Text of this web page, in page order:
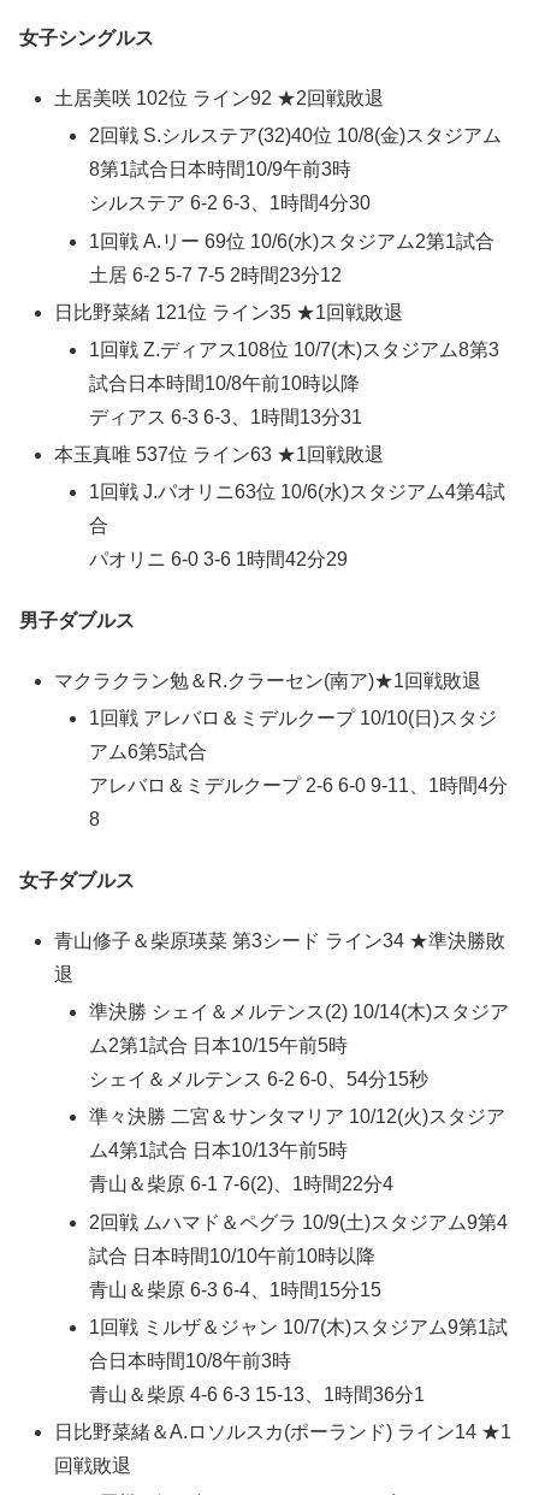
女子シングルス
土居美咲 102位 ライン92 ★2回戦敗退
2回戦 S.シルステア(32)40位 10/8(金)スタジアム
8第1試合日本時間10/9午前3時
シルステア 6-2 6-3、1時間4分30
1回戦 A.リー 69位 10/6(水)スタジアム2第1試合
土居 6-2 5-7 7-5 2時間23分12
日比野菜緒 121位 ライン35 ★1回戦敗退
1回戦 Z.ディアス108位 10/7(木)スタジアム8第3
試合日本時間10/8午前10時以降
ディアス 6-3 6-3、1時間13分31
本玉真唯 537位 ライン63 ★1回戦敗退
1回戦 J.パオリニ63位 10/6(水)スタジアム4第4試
合
パオリニ 6-0 3-6 1時間42分29
男子ダブルス
マクラクラン勉＆R.クラーセン(南ア)★1回戦敗退
1回戦 アレバロ＆ミデルクープ 10/10(日)スタジ
アム6第5試合
アレバロ＆ミデルクープ 2-6 6-0 9-11、1時間4分
8
女子ダブルス
青山修子＆柴原瑛菜 第3シード ライン34 ★準決勝敗
退
準決勝 シェイ＆メルテンス(2) 10/14(木)スタジア
ム2第1試合 日本10/15午前5時
シェイ＆メルテンス 6-2 6-0、54分15秒
準々決勝 二宮＆サンタマリア 10/12(火)スタジア
ム4第1試合 日本10/13午前5時
青山＆柴原 6-1 7-6(2)、1時間22分4
2回戦 ムハマド＆ペグラ 10/9(土)スタジアム9第4
試合 日本時間10/10午前10時以降
青山＆柴原 6-3 6-4、1時間15分15
1回戦 ミルザ＆ジャン 10/7(木)スタジアム9第1試
合日本時間10/8午前3時
青山＆柴原 4-6 6-3 15-13、1時間36分1
日比野菜緒＆A.ロソルスカ(ポーランド) ライン14 ★1
回戦敗退